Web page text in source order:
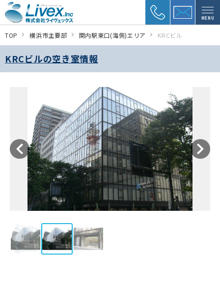
MENU
TOP 横浜市主要部 関内駅東口(海側)エリア KRCビル
KRCビルの空き室情報